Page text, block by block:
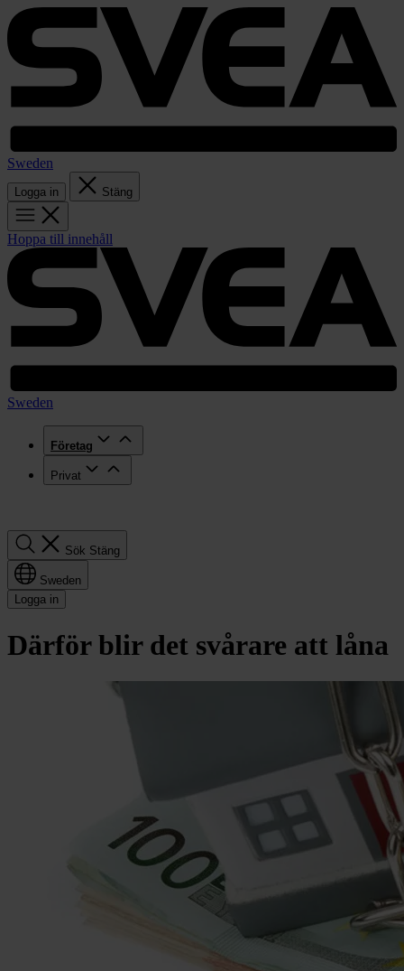
Sweden
Logga in Stäng
Hoppa till innehåll
Sweden
Företag
Privat
Sök Stäng
Sweden
Logga in
Därför blir det svårare att låna